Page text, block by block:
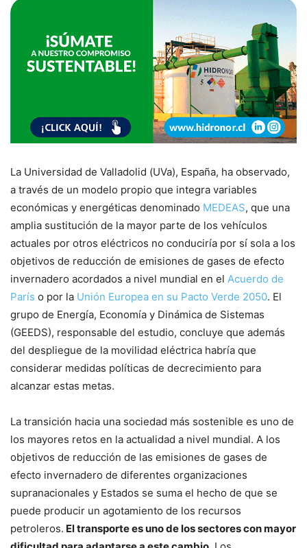
La Universidad de Valladolid (UVa), España, ha observado,
a través de un modelo propio que integra variables
económicas y energéticas denominado MEDEAS, que una
amplia sustitución de la mayor parte de los vehículos
actuales por otros eléctricos no conduciría por sí sola a los
objetivos de reducción de emisiones de gases de efecto
invernadero acordados a nivel mundial en el Acuerdo de
París o por la Unión Europea en su Pacto Verde 2050. El
grupo de Energía, Economía y Dinámica de Sistemas
(GEEDS), responsable del estudio, concluye que además
del despliegue de la movilidad eléctrica habría que
considerar medidas políticas de decrecimiento para
alcanzar estas metas.
La transición hacia una sociedad más sostenible es uno de
los mayores retos en la actualidad a nivel mundial. A los
objetivos de reducción de las emisiones de gases de
efecto invernadero de diferentes organizaciones
supranacionales y Estados se suma el hecho de que se
puede producir un agotamiento de los recursos
petroleros. El transporte es uno de los sectores con mayor